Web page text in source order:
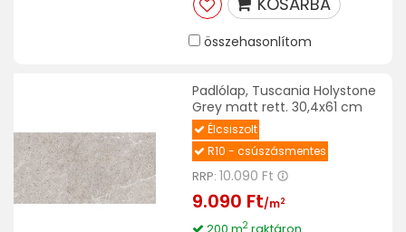
összehasonlítom
Padlólap, Tuscania Holystone
Grey matt rett. 30,4x61 cm
Élcsiszolt
R10 - csúszásmentes
RRP: 10.090 Ft
9.090 Ft/m2
2